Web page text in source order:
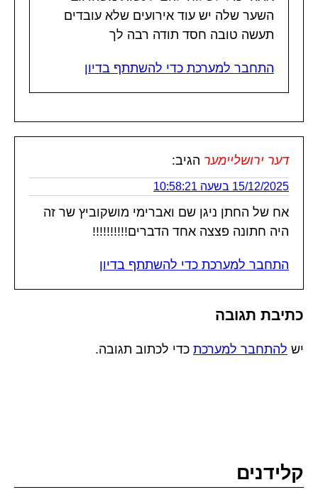
השער שלה יש עוד אירועים שלא עובדים
תעשה טובה חסד תודה רבה לך
התחבר למערכת כדי להשתתף בדיון
דער ירושליימער הגיב:
15/12/2025 בשעה 10:58:21
אח של החתן ניגן שם ואברימי מושקוביץ שר זה
היה חתונה פצצה אחד הדברים!!!!!!!!!!
התחבר למערכת כדי להשתתף בדיון
כתיבת תגובה
יש להתחבר למערכת כדי לכתוב תגובה.
קלידנים